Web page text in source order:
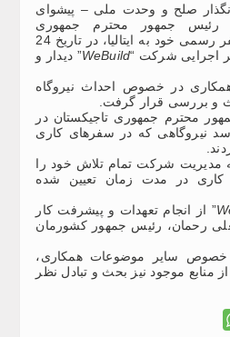
. بنیانگذار صلح و وحدت ملی – پیشوای
رئیس جمهور محترم جمهوری
تاجیکستان در چارچوب سفر رسمی خود به ایتالیا، در تاریخ 24
اجرایی شرکت “WeBuild” دیدار و
در خصوص احداث نیروگاه
و بررسی قرار گرفت.
محترم جمهوری تاجیکستان در
که در سفرهای کاری
مدیریت شرکت تمام تلاش خود را
کاری در مدت زمان تعیین شده
” از انجام تعهدات و پیشرفت کار
رحمان، رئیس جمهور کشورمان
خصوص سایر موضوعات همکاری،
منابع موجود نیز بحث و تبادل نظر